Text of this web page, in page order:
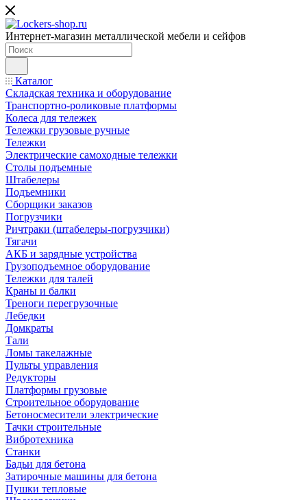
Интернет-магазин металлической мебели и сейфов
Каталог
Складская техника и оборудование
Транспортно-роликовые платформы
Колеса для тележек
Тележки грузовые ручные
Тележки
Электрические самоходные тележки
Столы подъемные
Штабелеры
Подъемники
Сборщики заказов
Погрузчики
Ричтраки (штабелеры-погрузчики)
Тягачи
АКБ и зарядные устройства
Грузоподъемное оборудование
Тележки для талей
Краны и балки
Треноги перегрузочные
Лебедки
Домкраты
Тали
Ломы такелажные
Пульты управления
Редукторы
Платформы грузовые
Строительное оборудование
Бетоносмесители электрические
Тачки строительные
Вибротехника
Станки
Бадьи для бетона
Затирочные машины для бетона
Пушки тепловые